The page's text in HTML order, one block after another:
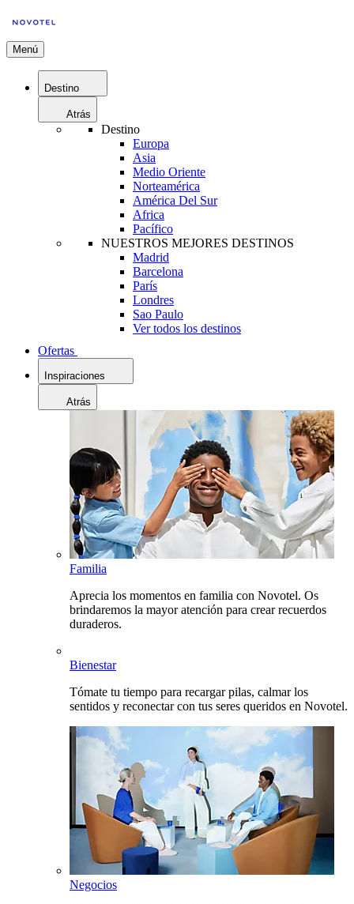
Menú
Destino
Atrás
Destino
Europa
Asia
Medio Oriente
Norteamérica
América Del Sur
Africa
Pacífico
NUESTROS MEJORES DESTINOS
Madrid
Barcelona
París
Londres
Sao Paulo
Ver todos los destinos
Ofertas
Inspiraciones
Atrás
Familia
Aprecia los momentos en familia con Novotel. Os
brindaremos la mayor atención para crear recuerdos
duraderos.
Bienestar
Tómate tu tiempo para recargar pilas, calmar los
sentidos y reconectar con tus seres queridos en Novotel.
Negocios